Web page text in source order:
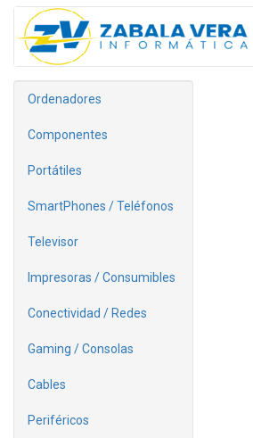
Ordenadores
Componentes
Portátiles
SmartPhones / Teléfonos
Televisor
Impresoras / Consumibles
Conectividad / Redes
Gaming / Consolas
Cables
Periféricos